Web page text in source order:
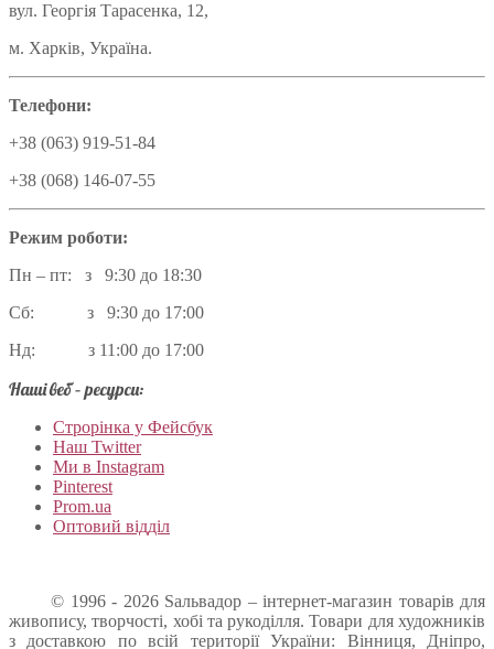
вул. Георгія Тарасенка, 12,
м. Харків, Україна.
Телефони:
+38 (063) 919-51-84
+38 (068) 146-07-55
Режим роботи:
Пн – пт: з 9:30 до 18:30
Сб: з 9:30 до 17:00
Нд: з 11:00 до 17:00
Наші веб – ресурси:
Строрінка у Фейсбук
Наш Twitter
Ми в Instagram
Pinterest
Prom.ua
Оптовий відділ
© 1996 - 2026 Sальвадор – інтернет-магазин товарів для
живопису, творчості, хобі та рукоділля. Товари для художників
з доставкою по всій території України: Вінниця, Дніпро,